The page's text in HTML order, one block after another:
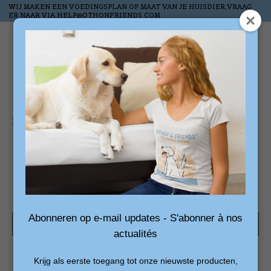
WIJ MAKEN EEN VOEDINGSPLAN OP MAAT VAN JE HUISDIER,VRAAG
ER NAAR VIA HELP@OTHONFRIENDS.COM
Wish List
Home / Tags kattenknuffels
Products tagged with
kattenknuffels
Show filters
1 products Sort by Newest products
Abonneren op e-mail updates - S'abonner à nos
actualités
Krijg als eerste toegang tot onze nieuwste producten,